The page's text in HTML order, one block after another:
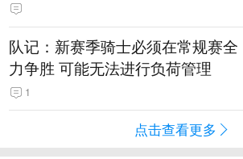
队记：新赛季骑士必须在常规赛全
力争胜 可能无法进行负荷管理
1
点击查看更多